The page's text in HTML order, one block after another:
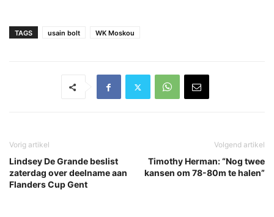
TAGS usain bolt WK Moskou
Vorig artikel
Lindsey De Grande beslist
zaterdag over deelname aan
Flanders Cup Gent
Volgend artikel
Timothy Herman: “Nog twee
kansen om 78-80m te halen”